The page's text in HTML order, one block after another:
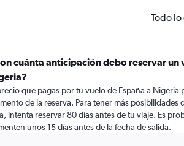
Todo
cuánta anticipación debo reservar un
que pagas por tu vuelo de España a Nigeria
de la reserva. Para tener más posibilidades
intenta reservar 80 días antes de tu viaje. Es
unos 15 días antes de la fecha de salida.